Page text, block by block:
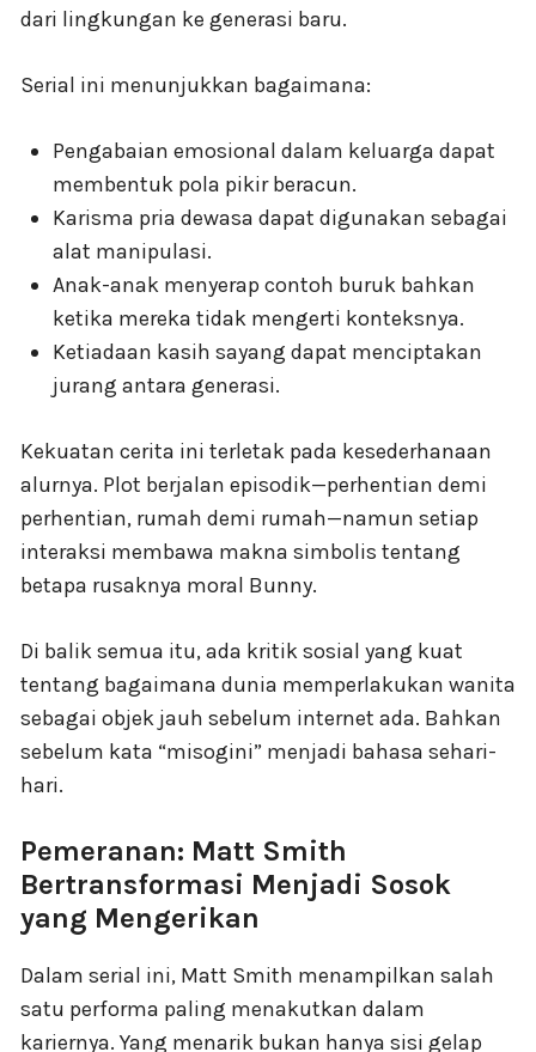
dari lingkungan ke generasi baru.
Serial ini menunjukkan bagaimana:
Pengabaian emosional dalam keluarga dapat
membentuk pola pikir beracun.
Karisma pria dewasa dapat digunakan sebagai
alat manipulasi.
Anak-anak menyerap contoh buruk bahkan
ketika mereka tidak mengerti konteksnya.
Ketiadaan kasih sayang dapat menciptakan
jurang antara generasi.
Kekuatan cerita ini terletak pada kesederhanaan
alurnya. Plot berjalan episodik—perhentian demi
perhentian, rumah demi rumah—namun setiap
interaksi membawa makna simbolis tentang
betapa rusaknya moral Bunny.
Di balik semua itu, ada kritik sosial yang kuat
tentang bagaimana dunia memperlakukan wanita
sebagai objek jauh sebelum internet ada. Bahkan
sebelum kata “misogini” menjadi bahasa sehari-
hari.
Pemeranan: Matt Smith
Bertransformasi Menjadi Sosok
yang Mengerikan
Dalam serial ini, Matt Smith menampilkan salah
satu performa paling menakutkan dalam
kariernya. Yang menarik bukan hanya sisi gelap